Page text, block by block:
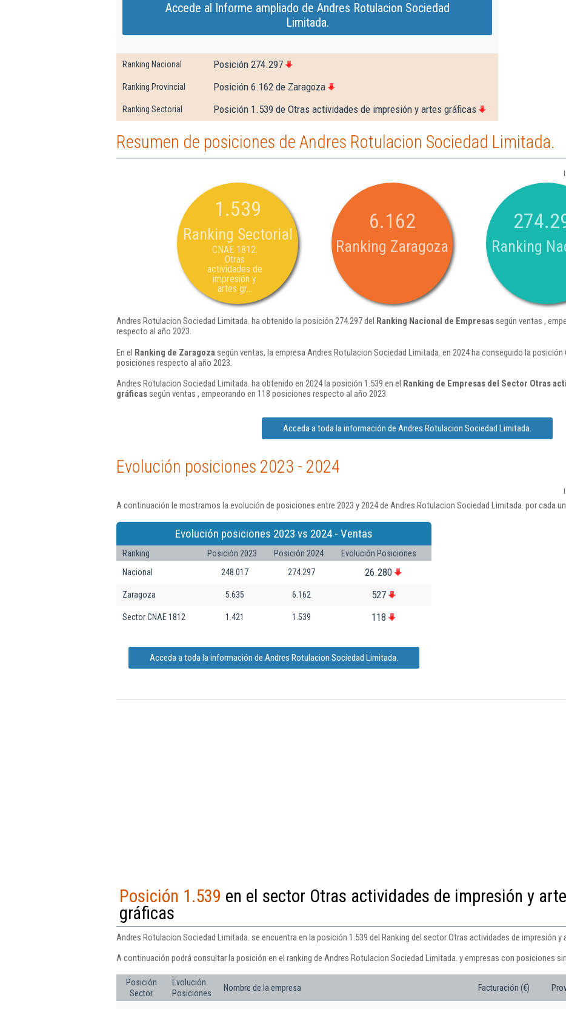
Accede al Informe ampliado de Andres Rotulacion Sociedad
Limitada.
Ranking Nacional Posición 274.297
Ranking Provincial Posición 6.162 de Zaragoza
Ranking Sectorial Posición 1.539 de Otras actividades de impresión y artes gráficas
Resumen de posiciones de Andres Rotulacion Sociedad Limitada.
1.539
Ranking Sectorial
CNAE 1812:
Otras
actividades de
impresión y
artes gr...
6.162
Ranking Zaragoza Ranking
Andres Rotulacion Sociedad Limitada. ha obtenido la posición 274.297 del Ranking Nacional de Empresassegún ventas ,
respecto al año 2023.
En el Ranking de Zaragoza según ventas, la empresa Andres Rotulacion Sociedad Limitada. en 2024 ha conseguido la posición
posiciones respecto al año 2023.
Andres Rotulacion Sociedad Limitada. ha obtenido en 2024 la posición 1.539 en el Ranking de Empresas del Sector Otras
gráficassegún ventas , empeorando en 118 posiciones respecto al año 2023.
Acceda a toda la información de Andres Rotulacion Sociedad Limitada.
Evolución posiciones 2023 - 2024
A continuación le mostramos la evolución de posiciones entre 2023 y 2024 de Andres Rotulacion Sociedad Limitada. por cada
Evolución posiciones 2023 vs 2024 - Ventas
Ranking Posición 2023 Posición 2024
Evolución Posiciones
Nacional
248.017 274.297 26.280
Zaragoza 5.635 6.162 527
Sector CNAE 1812 1.421 1.539 118
Acceda a toda la información de Andres Rotulacion Sociedad Limitada.
Posición 1.539 en el sector Otras actividades de impresión y
gráficas
Andres Rotulacion Sociedad Limitada. se encuentra en la posición 1.539 del Ranking del sector Otras actividades de impresión y
A continuación podrá consultar la posición en el ranking de Andres Rotulacion Sociedad Limitada. y empresas con posiciones
Posición
Sector
Evolución
Posiciones
Nombre de la empresa Facturación (€)